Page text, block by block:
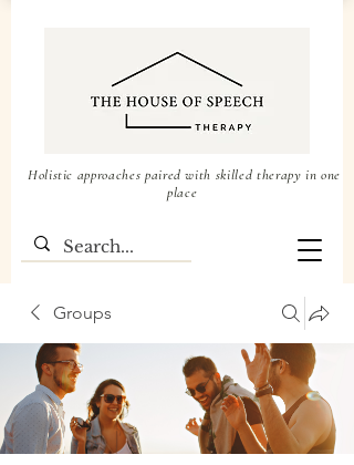
Holistic approaches paired with skilled therapy in one
place
Groups